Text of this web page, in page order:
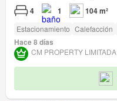
4 1 104 m²
Estacionamiento Calefacción
Hace 8 días
CM PROPERTY LIMITADA